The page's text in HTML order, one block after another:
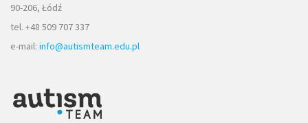
90-206, Łódź
tel. +48 509 707 337
e-mail: info@autismteam.edu.pl